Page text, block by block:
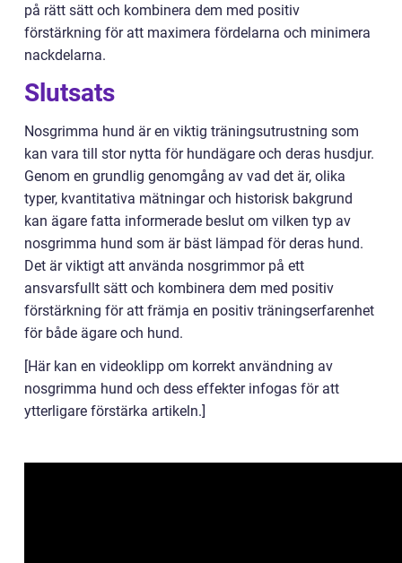
på rätt sätt och kombinera dem med positiv
förstärkning för att maximera fördelarna och minimera
nackdelarna.
Slutsats
Nosgrimma hund är en viktig träningsutrustning som
kan vara till stor nytta för hundägare och deras husdjur.
Genom en grundlig genomgång av vad det är, olika
typer, kvantitativa mätningar och historisk bakgrund
kan ägare fatta informerade beslut om vilken typ av
nosgrimma hund som är bäst lämpad för deras hund.
Det är viktigt att använda nosgrimmor på ett
ansvarsfullt sätt och kombinera dem med positiv
förstärkning för att främja en positiv träningserfarenhet
för både ägare och hund.
[Här kan en videoklipp om korrekt användning av
nosgrimma hund och dess effekter infogas för att
ytterligare förstärka artikeln.]